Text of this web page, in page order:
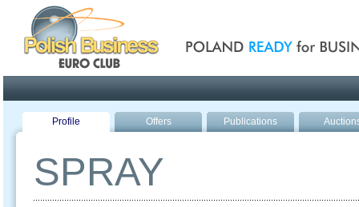
Profile Offers Publications
SPRAY